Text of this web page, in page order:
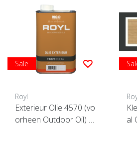
Sale
Royl
Exterieur Olie 4570 (vo
orheen Outdoor Oil) *
al